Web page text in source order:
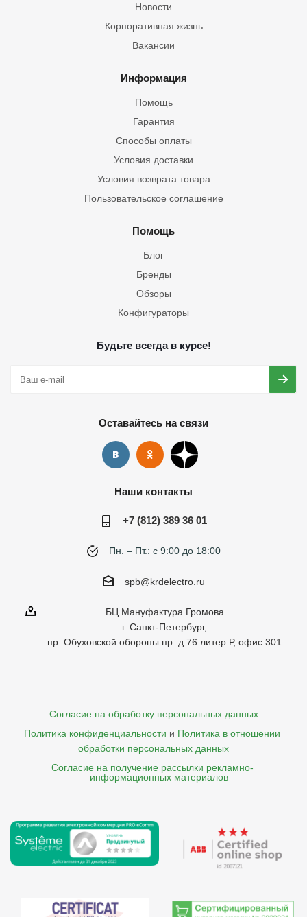
Новости
Корпоративная жизнь
Вакансии
Информация
Помощь
Гарантия
Способы оплаты
Условия доставки
Условия возврата товара
Пользовательское соглашение
Помощь
Блог
Бренды
Обзоры
Конфигураторы
Будьте всегда в курсе!
Оставайтесь на связи
Наши контакты
+7 (812) 389 36 01
Пн. – Пт.: с 9:00 до 18:00
spb@krdelectro.ru
БЦ Мануфактура Громова
г. Санкт-Петербург,
пр. Обуховской обороны пр. д.76 литер Р, офис 301
Согласие на обработку персональных данных
Политика конфиденциальности и Политика в отношении
обработки персональных данных
Согласие на получение рассылки рекламно-
    информационных материалов